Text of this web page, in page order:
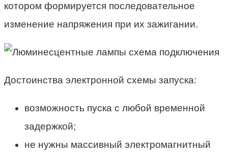
котором формируется последовательное
изменение напряжения при их зажигании.
Достоинства электронной схемы запуска:
возможность пуска с любой временной
задержкой;
не нужны массивный электромагнитный